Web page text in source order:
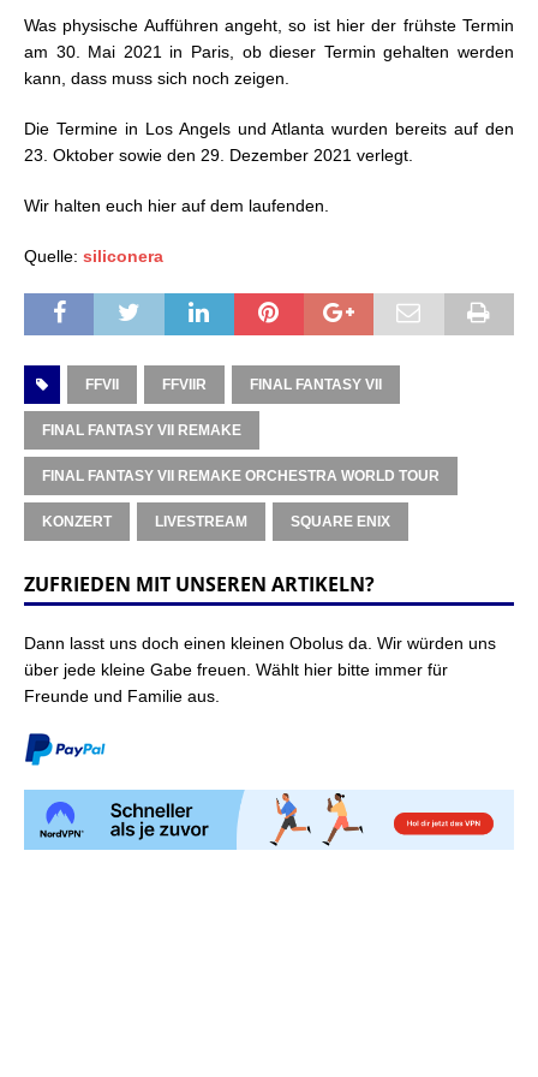
Was physische Aufführen angeht, so ist hier der frühste Termin
am 30. Mai 2021 in Paris, ob dieser Termin gehalten werden
kann, dass muss sich noch zeigen.
Die Termine in Los Angels und Atlanta wurden bereits auf den
23. Oktober sowie den 29. Dezember 2021 verlegt.
Wir halten euch hier auf dem laufenden.
Quelle: siliconera
FFVII FFVIIR FINAL FANTASY VII
FINAL FANTASY VII REMAKE
FINAL FANTASY VII REMAKE ORCHESTRA WORLD TOUR
KONZERT LIVESTREAM SQUARE ENIX
ZUFRIEDEN MIT UNSEREN ARTIKELN?
Dann lasst uns doch einen kleinen Obolus da. Wir würden uns
über jede kleine Gabe freuen. Wählt hier bitte immer für
Freunde und Familie aus.